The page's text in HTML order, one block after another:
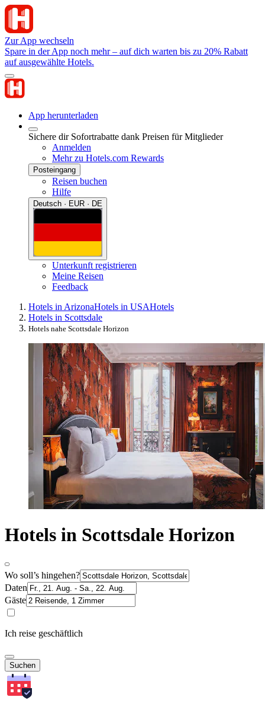
Zur App wechseln
Spare in der App noch mehr – auf dich warten bis zu 20% Rabatt
auf ausgewählte Hotels.
App herunterladen
Sichere dir Sofortrabatte dank Preisen für Mitglieder
Anmelden
Mehr zu Hotels.com Rewards
Posteingang
Reisen buchen
Hilfe
Deutsch · EUR · DE
Unterkunft registrieren
Meine Reisen
Feedback
Hotels in ArizonaHotels in USAHotels
Hotels in Scottsdale
Hotels nahe Scottsdale Horizon
Hotels in Scottsdale Horizon
Wo soll’s hingehen?
Daten
Gäste
Ich reise geschäftlich
Suchen